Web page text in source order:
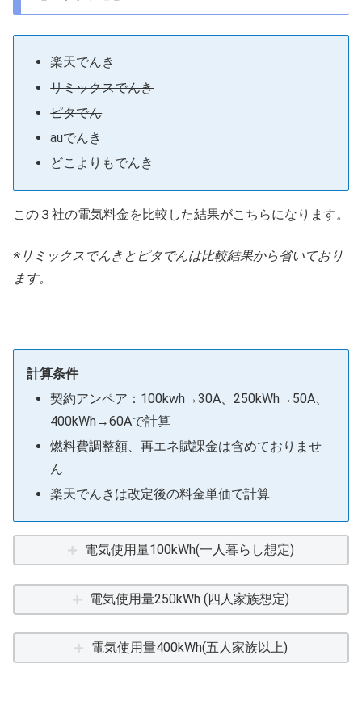
楽天でんき
リミックスでんき
ピタでん
auでんき
どこよりもでんき
この３社の電気料金を比較した結果がこちらになります。
※リミックスでんきとピタでんは比較結果から省いており
ます。
計算条件
契約アンペア：100kwh→30A、250kWh→50A、
400kWh→60Aで計算
燃料費調整額、再エネ賦課金は含めておりませ
ん
楽天でんきは改定後の料金単価で計算
電気使用量100kWh(一人暮らし想定)
電気使用量250kWh (四人家族想定)
電気使用量400kWh(五人家族以上)